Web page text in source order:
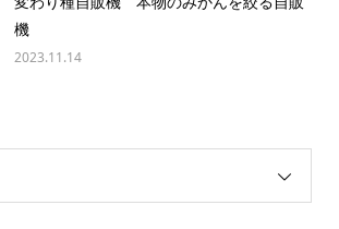
機
2023.11.14